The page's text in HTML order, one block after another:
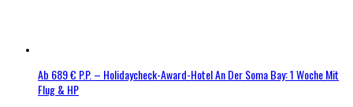
Ab 689 € P.P. – Holidaycheck-Award-Hotel An Der Soma Bay: 1 Woche Mit
Flug & HP